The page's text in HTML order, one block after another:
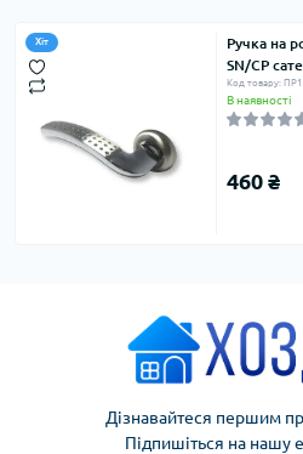
Хіт
Ручка на
SN/CP
Код товару:
В наявності
460 ₴
Дізнавайтеся першим
Підпишіться на нашу